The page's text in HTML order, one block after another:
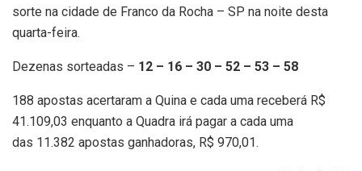
sorte na cidade de Franco da Rocha – SP na noite desta
quarta-feira.
Dezenas sorteadas – 12 – 16 – 30 – 52 – 53 – 58
188 apostas acertaram a Quina e cada uma receberá R$
41.109,03 enquanto a Quadra irá pagar a cada uma
das 11.382 apostas ganhadoras, R$ 970,01.